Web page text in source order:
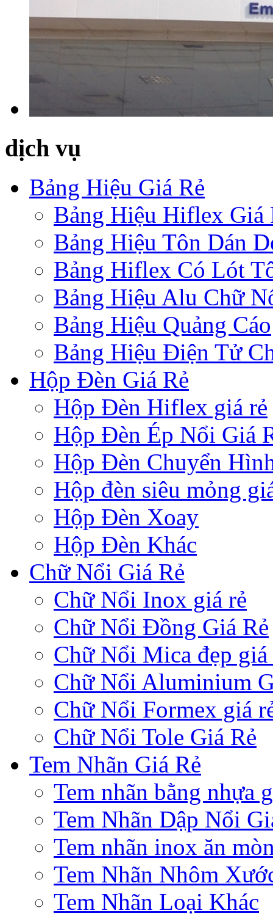
dịch vụ
Bảng Hiệu Giá Rẻ
Bảng Hiệu Hiflex Giá
Bảng Hiệu Tôn Dán
Bảng Hiflex Có Lót
Bảng Hiệu Alu Chữ
Bảng Hiệu Quảng Cáo
Bảng Hiệu Điện Tử
Hộp Đèn Giá Rẻ
Hộp Đèn Hiflex giá rẻ
Hộp Đèn Ép Nổi Giá
Hộp Đèn Chuyển
Hộp đèn siêu mỏng
Hộp Đèn Xoay
Hộp Đèn Khác
Chữ Nổi Giá Rẻ
Chữ Nổi Inox giá rẻ
Chữ Nổi Đồng Giá Rẻ
Chữ Nổi Mica đẹp giá
Chữ Nổi Aluminium
Chữ Nổi Formex giá
Chữ Nổi Tole Giá Rẻ
Tem Nhãn Giá Rẻ
Tem nhãn bằng nhựa
Tem Nhãn Dập Nổi
Tem nhãn inox ăn
Tem Nhãn Nhôm
Tem Nhãn Loại Khác